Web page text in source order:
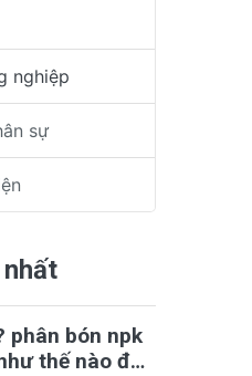
nghiệp
sự
phân bón npk
thế nào đối